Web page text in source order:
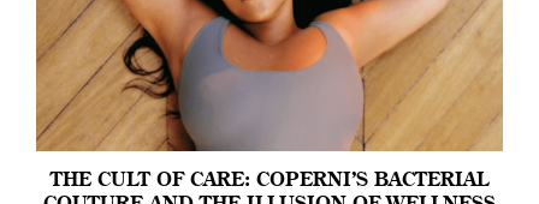
THE CULT OF CARE: COPERNI’S BACTERIAL